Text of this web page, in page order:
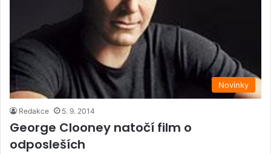
Novinky
Redakce 5. 9. 2014
George Clooney natočí film o
odposleších